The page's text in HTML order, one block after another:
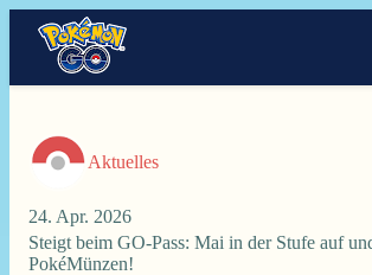
Aktuelles
24. Apr. 2026
Steigt beim GO-Pass: Mai in der Stufe auf
PokéMünzen!